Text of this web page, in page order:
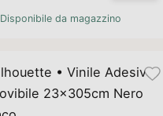
Disponibile da magazzino